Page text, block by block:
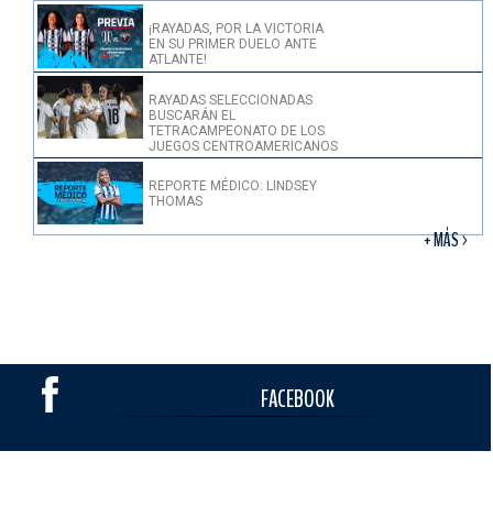
¡RAYADAS, POR LA VICTORIA
EN SU PRIMER DUELO ANTE
ATLANTE!
RAYADAS SELECCIONADAS
BUSCARÁN EL
TETRACAMPEONATO DE LOS
JUEGOS CENTROAMERICANOS
REPORTE MÉDICO: LINDSEY
THOMAS
+ MÁS >
FACEBOOK